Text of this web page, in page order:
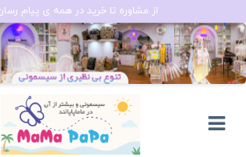
از مشاوره تا خرید در همه ی پیام